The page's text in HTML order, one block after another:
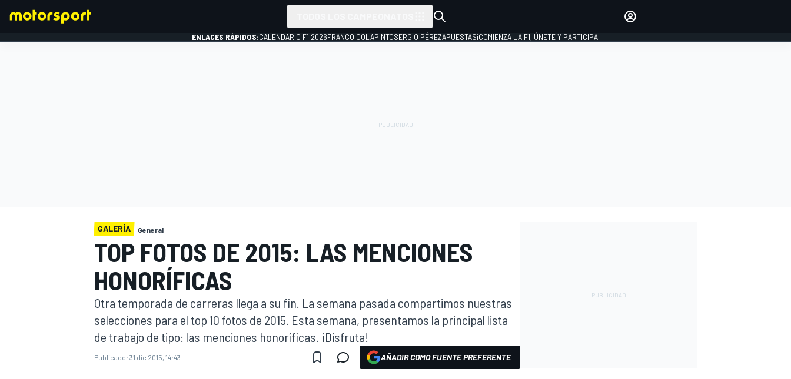
INDYCAR
INICIAR SESIÓN
ENLACES RÁPIDOS:CALENDARIO F1 2026FRANCO COLAPINTOSERGIO PÉREZAPUESTAS¡COMIENZA LA F1, ÚNETE Y PARTICIPA!
GALERÍA General
TOP FOTOS DE 2015: LAS MENCIONES
HONORÍFICAS
Otra temporada de carreras llega a su fin. La semana pasada compartimos nuestras
selecciones para el top 10 fotos de 2015. Esta semana, presentamos la principal lista
de trabajo de tipo: las menciones honoríficas. ¡Disfruta!
Publicado: 31 dic 2015, 14:43 AÑADIR COMO FUENTE PREFERENTE